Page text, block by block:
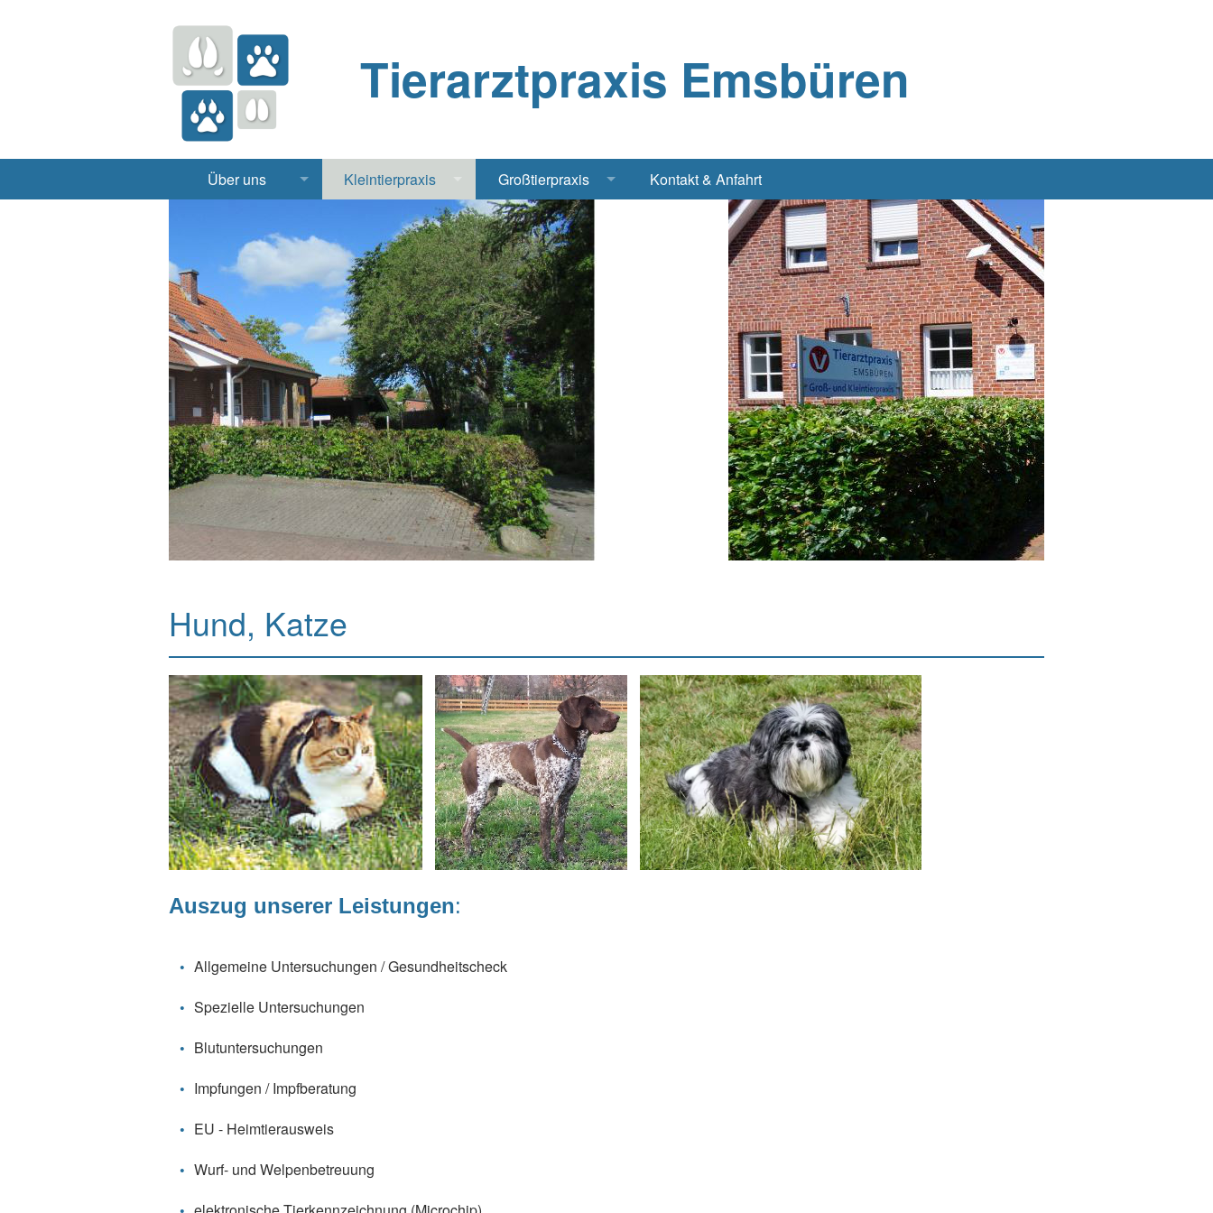
Tierarztpraxis Emsbüren
Über uns
Apotheke
Labor
Notdienst
Jobs & Praktikum
Kleintierpraxis
Hund, Katze
Heimtiere
Röntgen Ultraschall Elektrochirurgie Narkose
Großtierpraxis
Bestandsbetreuung Schwein
Bestandsbetreuung Rind
Pferde
Geflügel, Tauben, Hühner
Kontakt & Anfahrt
Hund, Katze
Auszug unserer Leistungen:
Allgemeine Untersuchungen / Gesundheitscheck
Spezielle Untersuchungen
Blutuntersuchungen
Impfungen / Impfberatung
EU - Heimtierausweis
Wurf- und Welpenbetreuung